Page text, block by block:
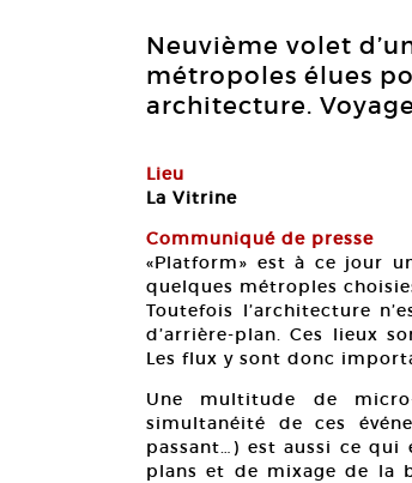
Neuvième volet
métropoles élues
architecture.
Lieu
La Vitrine
Communiqué de presse
«Platform» est à ce jour
quelques métroples
Toutefois l’architecture
d’arrière-plan. Ces lieux
Les flux y sont donc
Une multitude de
simultanéité de ces
passant…) est aussi ce qui
plans et de mixage de la